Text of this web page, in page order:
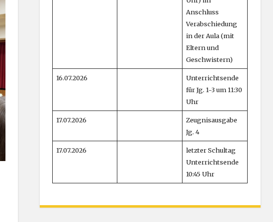
Anschluss
Verabschiedung
in der Aula (mit
Eltern und
Geschwistern)
16.07.2026
Unterrichtsende
für Jg. 1-3 um 11:30
Uhr
17.07.2026
Zeugnisausgabe
Jg. 4
17.07.2026
letzter Schultag
Unterrichtsende
10:45 Uhr